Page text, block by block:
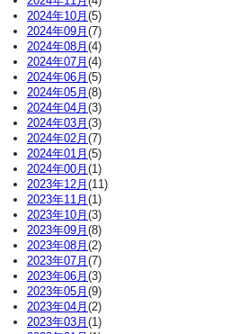
2024年10月(5)
2024年09月(7)
2024年08月(4)
2024年07月(4)
2024年06月(5)
2024年05月(8)
2024年04月(3)
2024年03月(3)
2024年02月(7)
2024年01月(5)
2024年00月(1)
2023年12月(11)
2023年11月(1)
2023年10月(3)
2023年09月(8)
2023年08月(2)
2023年07月(7)
2023年06月(3)
2023年05月(9)
2023年04月(2)
2023年03月(1)